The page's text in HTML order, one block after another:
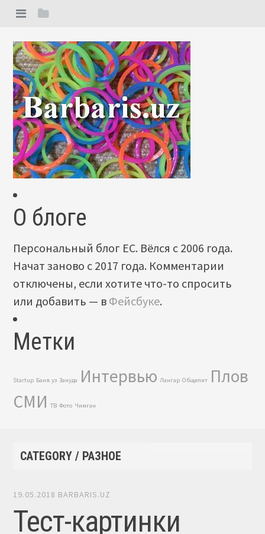
О блоге
Персональный блог ЕС. Вёлся с 2006 года.
Начат заново с 2017 года. Комментарии
отключены, если хотите что-то спросить
или добавить — в Фейсбуке.
Метки
Startup Баня.уз Зануда Интервью Лангар Общепит Плов
СМИ ТВ Фото Чимган
CATEGORY / РАЗНОЕ
19.05.2018 BARBARIS.UZ
Тест-картинки